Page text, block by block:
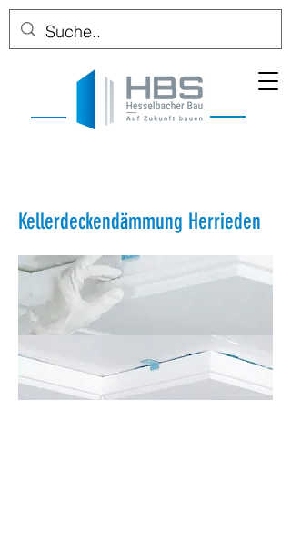
Kellerdeckendämmung Herrieden